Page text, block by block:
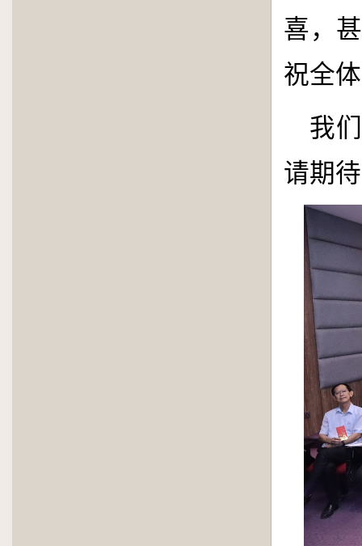
喜，
祝全
我
请期